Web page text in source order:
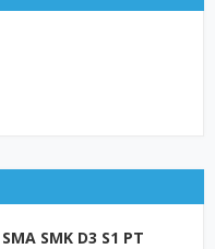
SMK D3 S1 PT